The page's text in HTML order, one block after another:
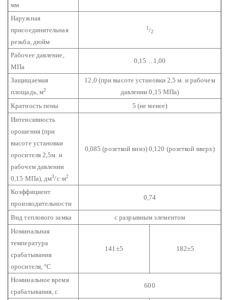
мм
Наружная
присоединительная
резьба, дюйм
1/2
Рабочее давление,
МПа
0,15…1,00
Защищаемая
площадь, м2
12,0 (при высоте установки 2,5 м. и рабочем
давлении 0,15 МПа)
Кратность пены
5 (не менее)
Интенсивность
орошения (при
высоте установки
оросителя 2,5м. и
рабочем давлении
0,15 МПа), дм3/с·м2
0,085 (розеткой вниз)0,120 (розеткой вверх)
Коэффициент
производительности
0,74
Вид теплового замка
с разрывным элементом
Номинальная
температура
срабатывания
оросителя, °С
141±5 182±5
Номинальное время
срабатывания, с
600